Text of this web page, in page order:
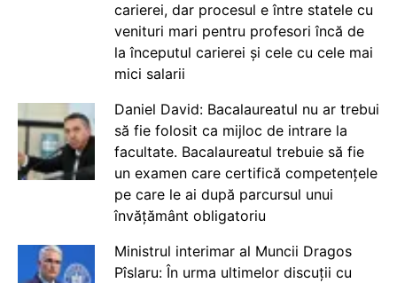
carierei, dar procesul e între statele cu
venituri mari pentru profesori încă de
la începutul carierei și cele cu cele mai
mici salarii
Daniel David: Bacalaureatul nu ar trebui
să fie folosit ca mijloc de intrare la
facultate. Bacalaureatul trebuie să fie
un examen care certifică competențele
pe care le ai după parcursul unui
învățământ obligatoriu
Ministrul interimar al Muncii Dragos
Pîslaru: În urma ultimelor discuții cu